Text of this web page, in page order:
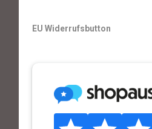
EU Widerrufsbutton